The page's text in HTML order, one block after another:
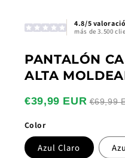
4.8/5
más de 3.500
PANTALÓN
ALTA
€39,99 EUR €69,99
Color
Azul Claro